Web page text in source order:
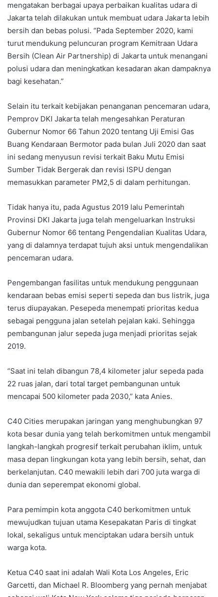
mengatakan berbagai upaya perbaikan kualitas udara di
Jakarta telah dilakukan untuk membuat udara Jakarta lebih
bersih dan bebas polusi. “Pada September 2020, kami
turut mendukung peluncuran program Kemitraan Udara
Bersih (Clean Air Partnership) di Jakarta untuk menangani
polusi udara dan meningkatkan kesadaran akan dampaknya
bagi kesehatan.”
Selain itu terkait kebijakan penanganan pencemaran udara,
Pemprov DKI Jakarta telah mengesahkan Peraturan
Gubernur Nomor 66 Tahun 2020 tentang Uji Emisi Gas
Buang Kendaraan Bermotor pada bulan Juli 2020 dan saat
ini sedang menyusun revisi terkait Baku Mutu Emisi
Sumber Tidak Bergerak dan revisi ISPU dengan
memasukkan parameter PM2,5 di dalam perhitungan.
Tidak hanya itu, pada Agustus 2019 lalu Pemerintah
Provinsi DKI Jakarta juga telah mengeluarkan Instruksi
Gubernur Nomor 66 tentang Pengendalian Kualitas Udara,
yang di dalamnya terdapat tujuh aksi untuk mengendalikan
pencemaran udara.
Pengembangan fasilitas untuk mendukung penggunaan
kendaraan bebas emisi seperti sepeda dan bus listrik, juga
terus diupayakan. Pesepeda menempati prioritas kedua
sebagai pengguna jalan setelah pejalan kaki. Sehingga
pembangunan jalur sepeda juga menjadi prioritas sejak
2019.
“Saat ini telah dibangun 78,4 kilometer jalur sepeda pada
22 ruas jalan, dari total target pembangunan untuk
mencapai 500 kilometer pada 2030,” kata Anies.
C40 Cities merupakan jaringan yang menghubungkan 97
kota besar dunia yang telah berkomitmen untuk mengambil
langkah-langkah progresif terkait perubahan iklim, untuk
masa depan lingkungan kota yang lebih bersih, sehat, dan
berkelanjutan. C40 mewakili lebih dari 700 juta warga di
dunia dan seperempat ekonomi global.
Para pemimpin kota anggota C40 berkomitmen untuk
mewujudkan tujuan utama Kesepakatan Paris di tingkat
lokal, sekaligus untuk menciptakan udara bersih untuk
warga kota.
Ketua C40 saat ini adalah Wali Kota Los Angeles, Eric
Garcetti, dan Michael R. Bloomberg yang pernah menjabat